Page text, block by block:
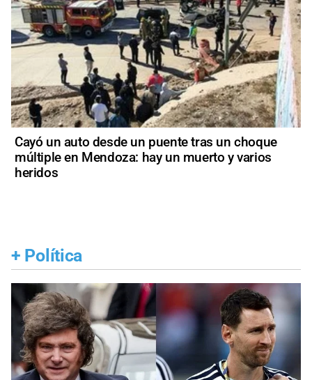
Cayó un auto desde un puente tras un choque
múltiple en Mendoza: hay un muerto y varios
heridos
+ Política